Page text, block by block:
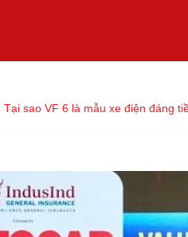
sao VF 6 là mẫu xe điện đáng